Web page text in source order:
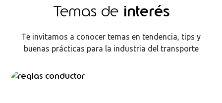
Temas deinterés
Te invitamos a conocer temas en tendencia, tips y
buenas prácticas para la industria del transporte